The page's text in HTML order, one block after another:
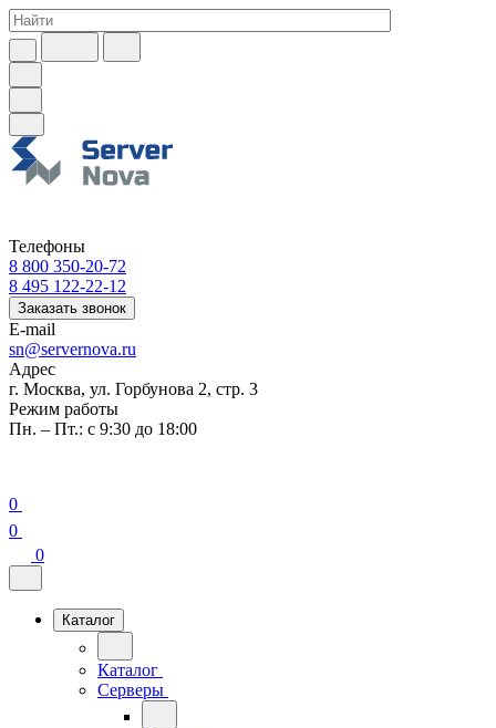
Телефоны
8 800 350-20-72
8 495 122-22-12
Заказать звонок
E-mail
sn@servernova.ru
Адрес
г. Москва, ул. Горбунова 2, стр. 3
Режим работы
Пн. – Пт.: с 9:30 до 18:00
0
0
0
Каталог
Каталог
Серверы